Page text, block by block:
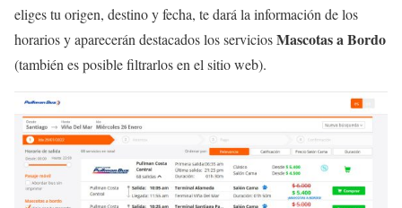
eliges tu origen, destino y fecha, te dará la información de los
horarios y aparecerán destacados los serviciosMascotas a Bordo
(también es posible filtrarlos en el sitio web).